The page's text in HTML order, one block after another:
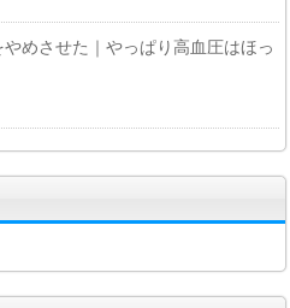
めさせた｜やっぱり高血圧はほっ